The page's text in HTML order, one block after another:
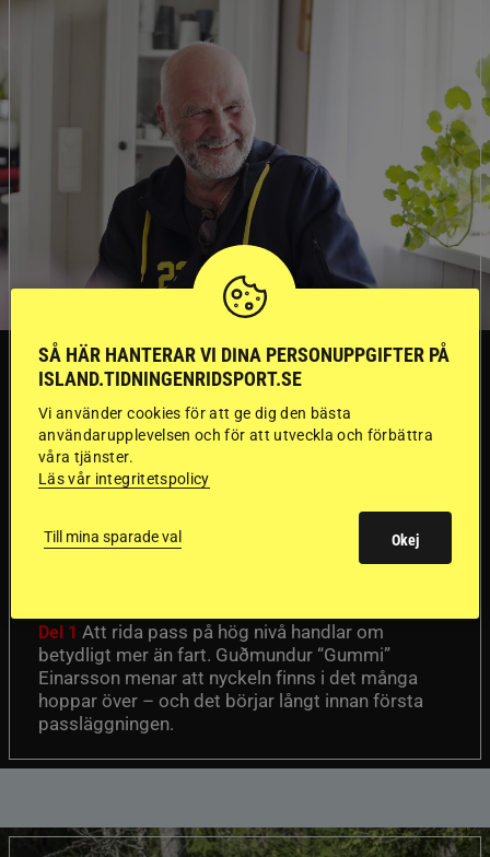
TRÄNINGSTIPS
”Gummi” berättar:
Första stegen mot
en internationell
Del 1 Att rida pass på hög nivå handlar om
betydligt mer än fart. Guðmundur “Gummi”
Einarsson menar att nyckeln finns i det många
hoppar över – och det börjar långt innan första
passläggningen.
SÅ HÄR HANTERAR VI DINA PERSONUPPGIFTER PÅ
ISLAND.TIDNINGENRIDSPORT.SE
Vi använder cookies för att ge dig den bästa
användarupplevelsen och för att utveckla och förbättra
våra tjänster.
Läs vår integritetspolicy
Till mina sparade val Okej